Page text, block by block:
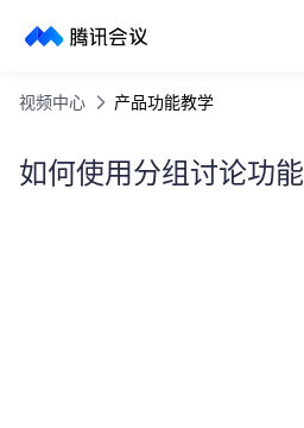
历史搜索
视频中心 产品功能教学
如何使用分组讨论功能